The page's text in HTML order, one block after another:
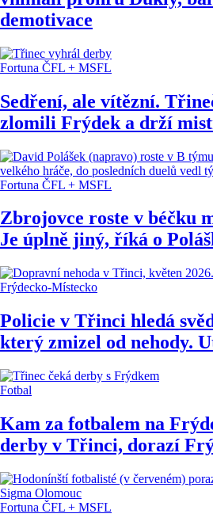
demotivace
Fortuna ČFL + MSFL
Sedření, ale vítězní.
zlomili Frýdek a drží
Fortuna ČFL + MSFL
Zbrojovce roste v béčku
Je úplně jiný, říká o
Frýdecko-Místecko
Policie v Třinci hledá
který zmizel od nehody.
Fotbal
Kam za fotbalem na
derby v Třinci, dorazí
Fortuna ČFL + MSFL